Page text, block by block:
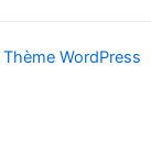
Thème WordPress